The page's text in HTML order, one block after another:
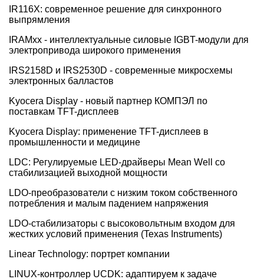
IR116X: современное решение для синхронного
выпрямления
IRAMxx - интеллектуальные силовые IGBT-модули для
электропривода широкого применения
IRS2158D и IRS2530D - современные микросхемы
электронных балластов
Kyocera Display - новый партнер КОМПЭЛ по
поставкам TFT-дисплеев
Kyocera Display: применение TFT-дисплеев в
промышленности и медицине
LDC: Регулируемые LED-драйверы Mean Well со
стабилизацией выходной мощности
LDO-преобразователи с низким током собственного
потребления и малым падением напряжения
LDO-стабилизаторы с высоковольтным входом для
жестких условий применения (Texas Instruments)
Linear Technology: портрет компании
LINUX-контроллер UCDK: адаптируем к задаче